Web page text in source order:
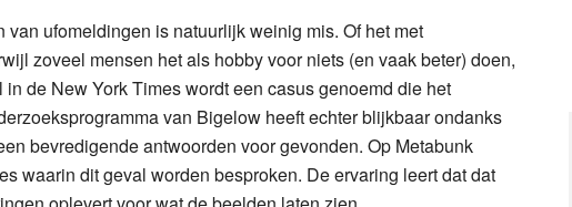
ufomeldingen is natuurlijk weinig mis. Of het met
zoveel mensen het als hobby voor niets (en vaak beter) doen,
de New York Times wordt een casus genoemd die het
van Bigelow heeft echter blijkbaar ondanks
bevredigende antwoorden voor gevonden. Op Metabunk
waarin dit geval worden besproken. De ervaring leert dat dat